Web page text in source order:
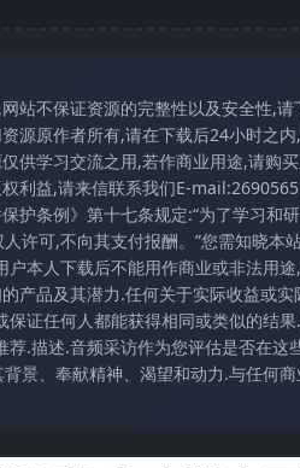
站不保证资源的完整性以及安全性,请
源原作者所有,请在下载后24小时之内
供学习交流之用,若作商业用途,请购
利益,请来信联系我们E-
护条例》第十七条规定:“为了学习
许可,不向其支付报酬。”您需知晓
本人下载后不能用作商业或非法用
产品及其潜力.任何关于实际收益或
证任何人都能获得相同或类似的结
.描述.音频采访作为您评估是否在
景、奉献精神、渴望和动力.与任何